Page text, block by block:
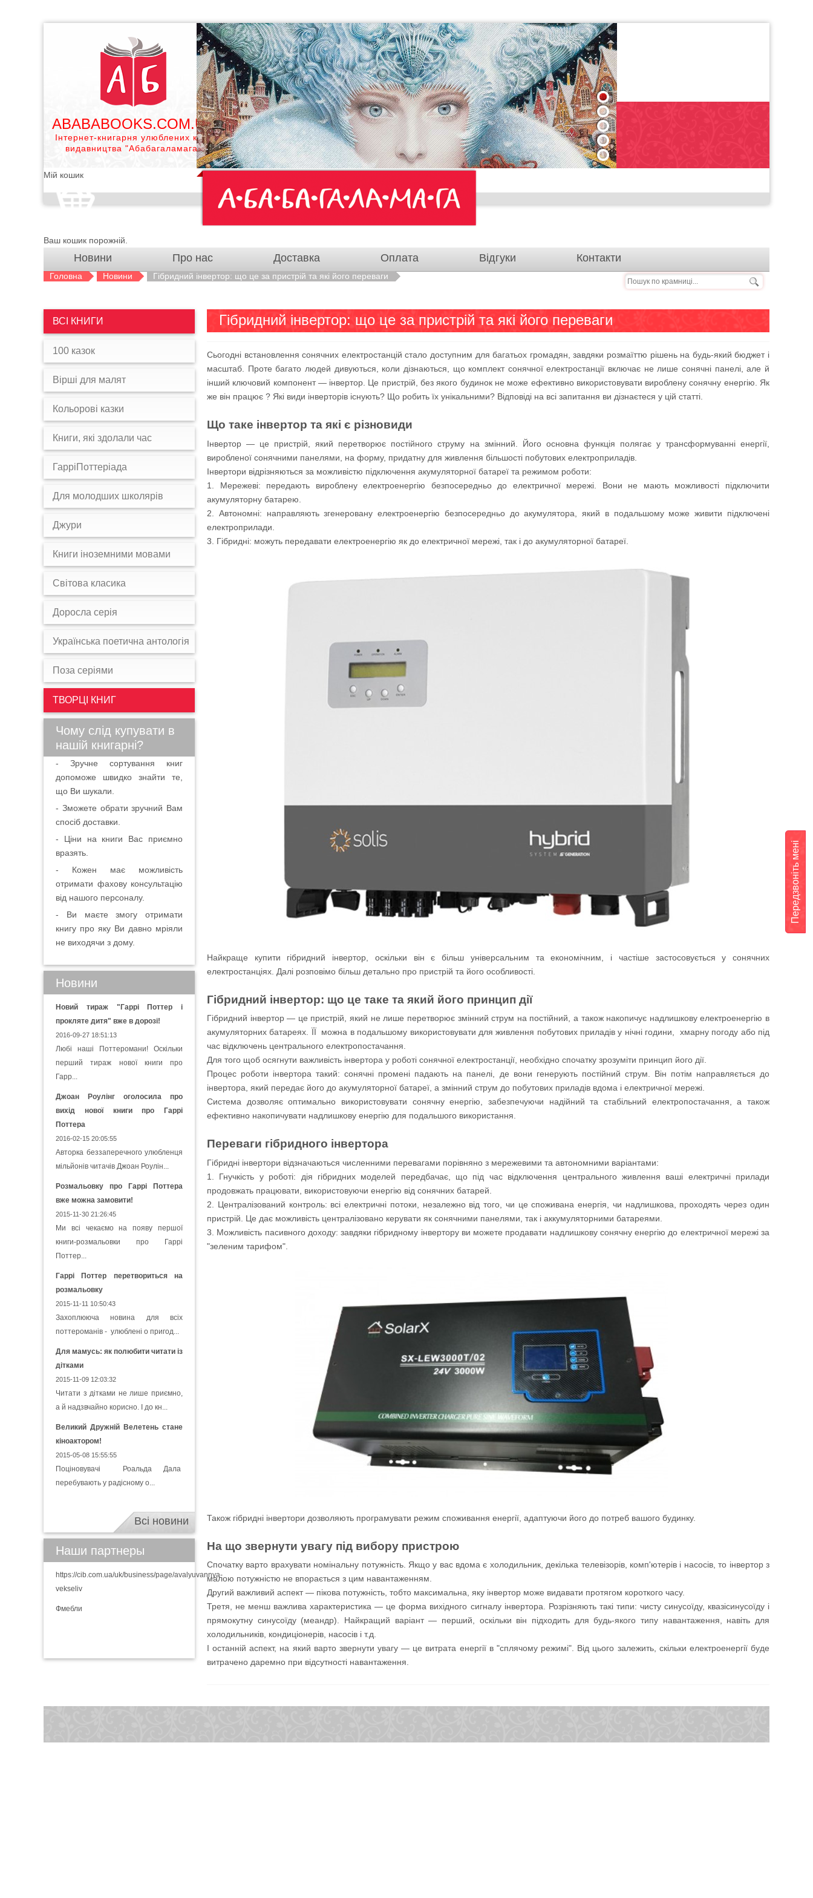
Передзвоніть мені
ABABABOOKS.COM.UA
Інтернет-книгарня улюблених книг
видавництва "Абабагаламага"
1
2
3
4
5
Мій кошик
Ваш кошик порожній.
Новини Про нас Доставка Оплата Відгуки Контакти
Головна Новини Гібридний інвертор: що це за пристрій та які його переваги
Гібридний інвертор: що це за пристрій та які його переваги
Сьогодні встановлення сонячних електростанцій стало доступним для багатьох громадян, завдяки розмаїттю рішень на будь-який бюджет і
масштаб. Проте багато людей дивуються, коли дізнаються, що комплект сонячної електростанції включає не лише сонячні панелі, але й
інший ключовий компонент — інвертор. Це пристрій, без якого будинок не може ефективно використовувати вироблену сонячну енергію. Як
же він працює ? Які види інверторів існують? Що робить їх унікальними? Відповіді на всі запитання ви дізнаєтеся у цій статті.
Що таке інвертор та які є різновиди
Інвертор — це пристрій, який перетворює постійного струму на змінний. Його основна функція полягає у трансформуванні енергії,
виробленої сонячними панелями, на форму, придатну для живлення більшості побутових електроприладів.
Інвертори відрізняються за можливістю підключення акумуляторної батареї та режимом роботи:
1. Мережеві: передають вироблену електроенергію безпосередньо до електричної мережі. Вони не мають можливості підключити
акумуляторну батарею.
2. Автономні: направляють згенеровану електроенергію безпосередньо до акумулятора, який в подальшому може живити підключені
електроприлади.
3. Гібридні: можуть передавати електроенергію як до електричної мережі, так і до акумуляторної батареї.
Найкраще купити гібридний інвертор, оскільки він є більш універсальним та економічним, і частіше застосовується у сонячних
електростанціях. Далі розповімо більш детально про пристрій та його особливості.
Гібридний інвертор: що це таке та який його принцип дії
Гібридний інвертор — це пристрій, який не лише перетворює змінний струм на постійний, а також накопичує надлишкову електроенергію в
акумуляторних батареях. ЇЇ можна в подальшому використовувати для живлення побутових приладів у нічні години, хмарну погоду або під
час відключень центрального електропостачання.
Для того щоб осягнути важливість інвертора у роботі сонячної електростанції, необхідно спочатку зрозуміти принцип його дії.
Процес роботи інвертора такий: сонячні промені падають на панелі, де вони генерують постійний струм. Він потім направляється до
інвертора, який передає його до акумуляторної батареї, а змінний струм до побутових приладів вдома і електричної мережі.
Система дозволяє оптимально використовувати сонячну енергію, забезпечуючи надійний та стабільний електропостачання, а також
ефективно накопичувати надлишкову енергію для подальшого використання.
Переваги гібридного інвертора
Гібридні інвертори відзначаються численними перевагами порівняно з мережевими та автономними варіантами:
1. Гнучкість у роботі: дія гібридних моделей передбачає, що під час відключення центрального живлення ваші електричні прилади
продовжать працювати, використовуючи енергію від сонячних батарей.
2. Централізований контроль: всі електричні потоки, незалежно від того, чи це споживана енергія, чи надлишкова, проходять через один
пристрій. Це дає можливість централізовано керувати як сонячними панелями, так і аккумуляторними батареями.
3. Можливість пасивного доходу: завдяки гібридному інвертору ви можете продавати надлишкову сонячну енергію до електричної мережі за
"зеленим тарифом".
Також гібридні інвертори дозволяють програмувати режим споживання енергії, адаптуючи його до потреб вашого будинку.
На що звернути увагу під вибору пристрою
Спочатку варто врахувати номінальну потужність. Якщо у вас вдома є холодильник, декілька телевізорів, комп'ютерів і насосів, то інвертор з
малою потужністю не впорається з цим навантаженням.
Другий важливий аспект — пікова потужність, тобто максимальна, яку інвертор може видавати протягом короткого часу.
Третя, не менш важлива характеристика — це форма вихідного сигналу інвертора. Розрізняють такі типи: чисту синусоїду, квазісинусоїду і
прямокутну синусоїду (меандр). Найкращий варіант — перший, оскільки він підходить для будь-якого типу навантаження, навіть для
холодильників, кондиціонерів, насосів і т.д.
І останній аспект, на який варто звернути увагу — це витрата енергії в "сплячому режимі". Від цього залежить, скільки електроенергії буде
витрачено даремно при відсутності навантаження.
ВСІ КНИГИ
100 казок
Вірші для малят
Кольорові казки
Книги, які здолали час
ГарріПоттеріада
Для молодших школярів
Джури
Книги іноземними мовами
Світова класика
Доросла серія
Українська поетична антологія
Поза серіями
ТВОРЦІ КНИГ
Чому слід купувати в
нашій книгарні?
- Зручне сортування книг
допоможе швидко знайти те,
що Ви шукали.
- Зможете обрати зручний Вам
спосіб доставки.
- Ціни на книги Вас приємно
вразять.
- Кожен має можливість
отримати фахову консультацію
від нашого персоналу.
- Ви маєте змогу отримати
книгу про яку Ви давно мріяли
не виходячи з дому.
Новини
Новий тираж "Гаррі Поттер і
прокляте дитя" вже в дорозі!
2016-09-27 18:51:13
Любі наші Поттеромани! Оскільки
перший тираж нової книги про
Гарр...
Джоан Роулінг оголосила про
вихід нової книги про Гаррі
Поттера
2016-02-15 20:05:55
Авторка беззаперечного улюбленця
мільйонів читачів Джоан Роулін...
Розмальовку про Гаррі Поттера
вже можна замовити!
2015-11-30 21:26:45
Ми всі чекаємо на появу першої
книги-розмальовки про Гаррі
Поттер...
Гаррі Поттер перетвориться на
розмальовку
2015-11-11 10:50:43
Захоплююча новина для всіх
поттероманів - улюблені о пригод...
Для мамусь: як полюбити читати із
дітками
2015-11-09 12:03:32
Читати з дітками не лише приємно,
а й надзвчайно корисно. І до кн...
Великий Дружній Велетень стане
кіноактором!
2015-05-08 15:55:55
Поціновувачі Роальда Дала
перебувають у радісному о...
Всі новини
Наши партнеры
https://cib.com.ua/uk/business/page/avalyuvannya-
vekseliv
Фмебли